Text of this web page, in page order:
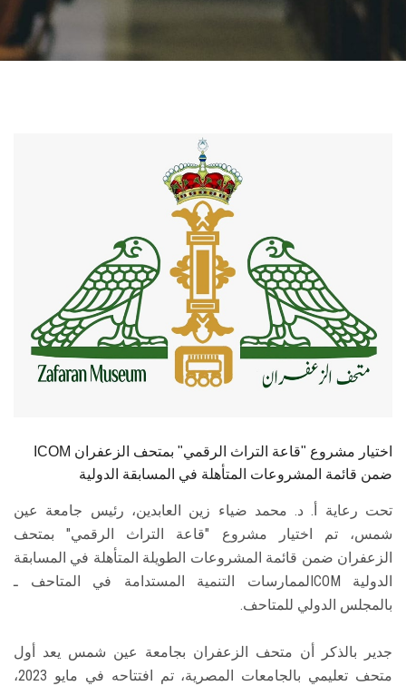
الإعلام
الموظفون
الزائـرون
ICOM اختيار مشروع "قاعة التراث الرقمي" بمتحف الزعفران
ضمن قائمة المشروعات المتأهلة في المسابقة الدولية
تحت رعاية أ. د. محمد ضياء زين العابدين، رئيس جامعة عين
شمس، تم اختيار مشروع "قاعة التراث الرقمي" بمتحف
الزعفران ضمن قائمة المشروعات الطويلة المتأهلة في المسابقة
الدولية ICOMلممارسات التنمية المستدامة في المتاحف ـ
بالمجلس الدولي للمتاحف.
جدير بالذكر أن متحف الزعفران بجامعة عين شمس يعد أول
متحف تعليمي بالجامعات المصرية، تم افتتاحه في مايو 2023،